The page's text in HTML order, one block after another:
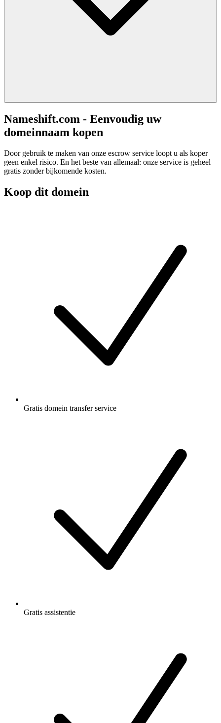
Nameshift.com - Eenvoudig uw
domeinnaam kopen
Door gebruik te maken van onze escrow service loopt u als koper
geen enkel risico. En het beste van allemaal: onze service is geheel
gratis zonder bijkomende kosten.
Koop dit domein
Gratis domein transfer service
Gratis assistentie